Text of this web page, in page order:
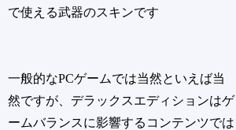
で使える武器のスキンです
一般的なPCゲームでは当然といえば当
然ですが、デラックスエディションはゲ
ームバランスに影響するコンテンツでは